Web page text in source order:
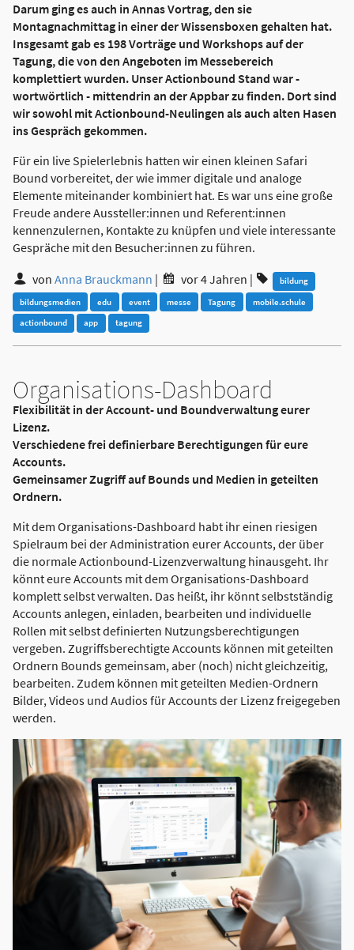
Darum ging es auch in Annas Vortrag, den sie
Montagnachmittag in einer der Wissensboxen gehalten hat.
Insgesamt gab es 198 Vorträge und Workshops auf der
Tagung, die von den Angeboten im Messebereich
komplettiert wurden. Unser Actionbound Stand war -
wortwörtlich - mittendrin an der Appbar zu finden. Dort sind
wir sowohl mit Actionbound-Neulingen als auch alten Hasen
ins Gespräch gekommen.
Für ein live Spielerlebnis hatten wir einen kleinen Safari
Bound vorbereitet, der wie immer digitale und analoge
Elemente miteinander kombiniert hat. Es war uns eine große
Freude andere Aussteller:innen und Referent:innen
kennenzulernen, Kontakte zu knüpfen und viele interessante
Gespräche mit den Besucher:innen zu führen.
vonAnna Brauckmann | vor 4 Jahren |
bildung
bildungsmedien
edu event messe Tagung
mobile.schule
actionbound
app tagung
Organisations-Dashboard
Flexibilität in der Account- und Boundverwaltung eurer
Lizenz.
Verschiedene frei definierbare Berechtigungen für eure
Accounts.
Gemeinsamer Zugriff auf Bounds und Medien in geteilten
Ordnern.
Mit dem Organisations-Dashboard habt ihr einen riesigen
Spielraum bei der Administration eurer Accounts, der über
die normale Actionbound-Lizenzverwaltung hinausgeht. Ihr
könnt eure Accounts mit dem Organisations-Dashboard
komplett selbst verwalten. Das heißt, ihr könnt selbstständig
Accounts anlegen, einladen, bearbeiten und individuelle
Rollen mit selbst definierten Nutzungsberechtigungen
vergeben. Zugriffsberechtigte Accounts können mit geteilten
Ordnern Bounds gemeinsam, aber (noch) nicht gleichzeitig,
bearbeiten. Zudem können mit geteilten Medien-Ordnern
Bilder, Videos und Audios für Accounts der Lizenz freigegeben
werden.